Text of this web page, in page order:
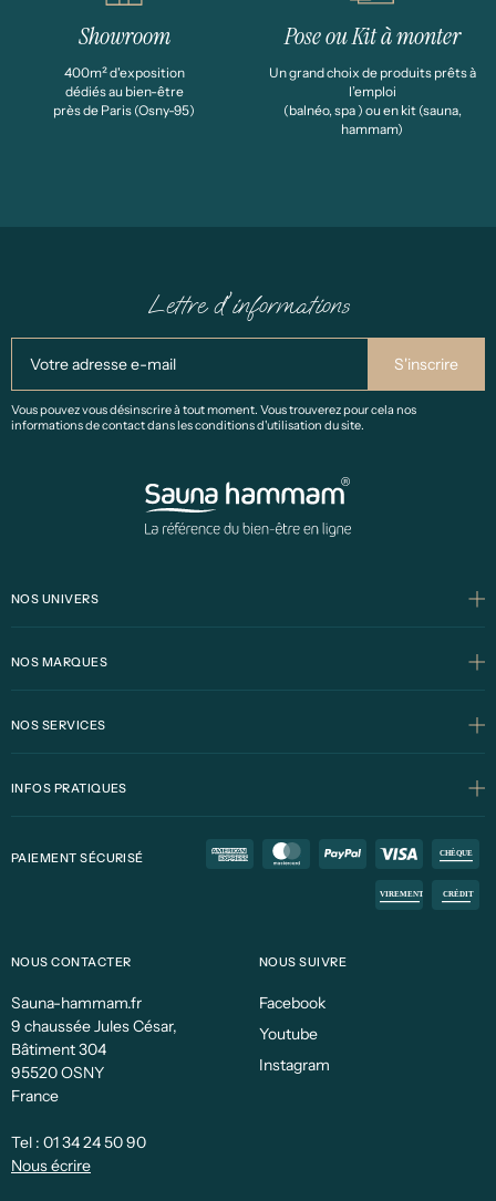
Showroom
400m² d'exposition
dédiés au bien-être
près de Paris (Osny-95)
Pose ou Kit à monter
Un grand choix de produits prêts à
l’emploi
(balnéo, spa ) ou en kit (sauna,
hammam)
Lettre d'informations
Vous pouvez vous désinscrire à tout moment. Vous trouverez pour cela nos
informations de contact dans les conditions d'utilisation du site.
NOS UNIVERS
NOS MARQUES
NOS SERVICES
INFOS PRATIQUES
PAIEMENT SÉCURISÉ
NOUS CONTACTER
Sauna-hammam.fr
9 chaussée Jules César,
Bâtiment 304
95520 OSNY
France
Tel : 01 34 24 50 90
Nous écrire
NOUS SUIVRE
Facebook
Youtube
Instagram